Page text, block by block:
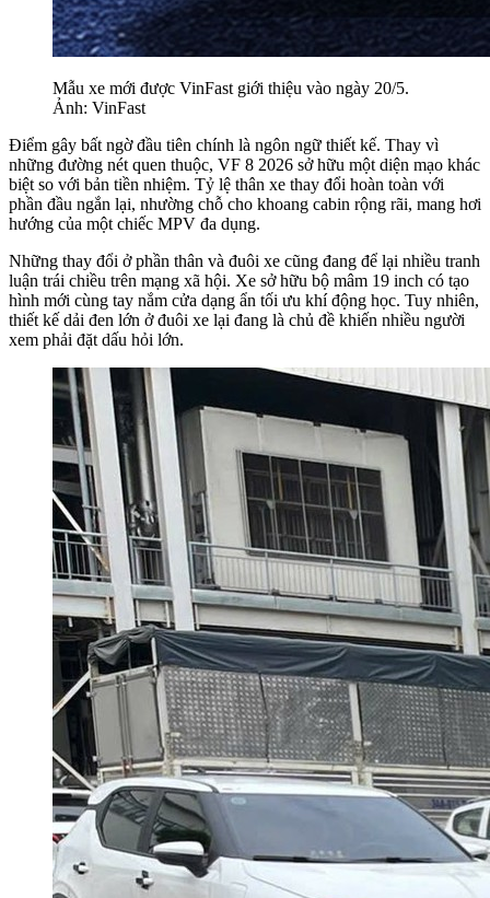
Mẫu xe mới được VinFast giới thiệu vào ngày 20/5.
Ảnh: VinFast
Điểm gây bất ngờ đầu tiên chính là ngôn ngữ thiết kế. Thay vì
những đường nét quen thuộc, VF 8 2026 sở hữu một diện mạo khác
biệt so với bản tiền nhiệm. Tỷ lệ thân xe thay đổi hoàn toàn với
phần đầu ngắn lại, nhường chỗ cho khoang cabin rộng rãi, mang hơi
hướng của một chiếc MPV đa dụng.
Những thay đổi ở phần thân và đuôi xe cũng đang để lại nhiều tranh
luận trái chiều trên mạng xã hội. Xe sở hữu bộ mâm 19 inch có tạo
hình mới cùng tay nắm cửa dạng ẩn tối ưu khí động học. Tuy nhiên,
thiết kế dải đen lớn ở đuôi xe lại đang là chủ đề khiến nhiều người
xem phải đặt dấu hỏi lớn.